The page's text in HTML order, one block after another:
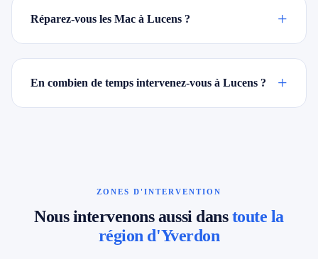
Réparez-vous les Mac à Lucens ? +
En combien de temps intervenez-vous à Lucens ? +
ZONES D'INTERVENTION
Nous intervenons aussi danstoute la
région d'Yverdon